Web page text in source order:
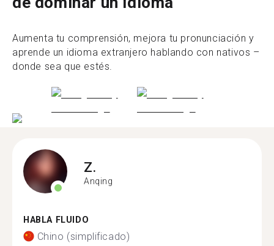
Aumenta tu comprensión, mejora tu pronunciación y
aprende un idioma extranjero hablando con nativos –
donde sea que estés.
Z.
Anqing
HABLA FLUIDO
Chino (simplificado)